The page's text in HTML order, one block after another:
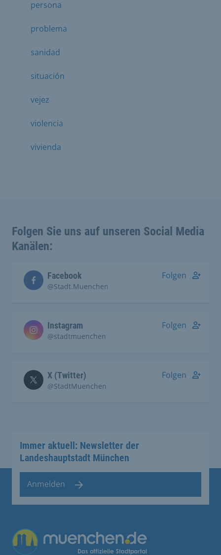
persona
problema
sanidad
situación
vejez
violencia
vivienda
Folgen Sie uns auf unseren Social Media
Kanälen:
Facebook
@Stadt.Muenchen
Folgen
Instagram
@stadtmuenchen
Folgen
X (Twitter)
@StadtMuenchen
Folgen
Immer aktuell: Newsletter der
Landeshauptstadt München
Anmelden
Übergreifende Links